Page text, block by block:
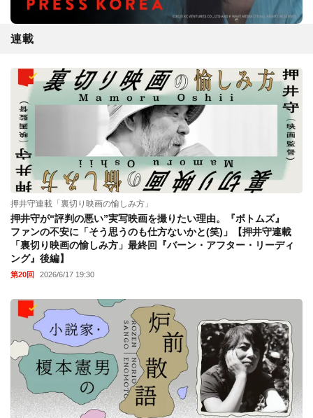
連載
押井守連載「裏切り映画の愉しみ方」
押井守が“評判の悪い”実写映画を撮りたい理由。『ボトムズ』
ファンの不安に「そう思うのも仕方ないかと(笑)」【押井守連載
「裏切り映画の愉しみ方」最終回『バーン・アフター・リーディ
ング』後編】
第20回 2026/6/17 19:30